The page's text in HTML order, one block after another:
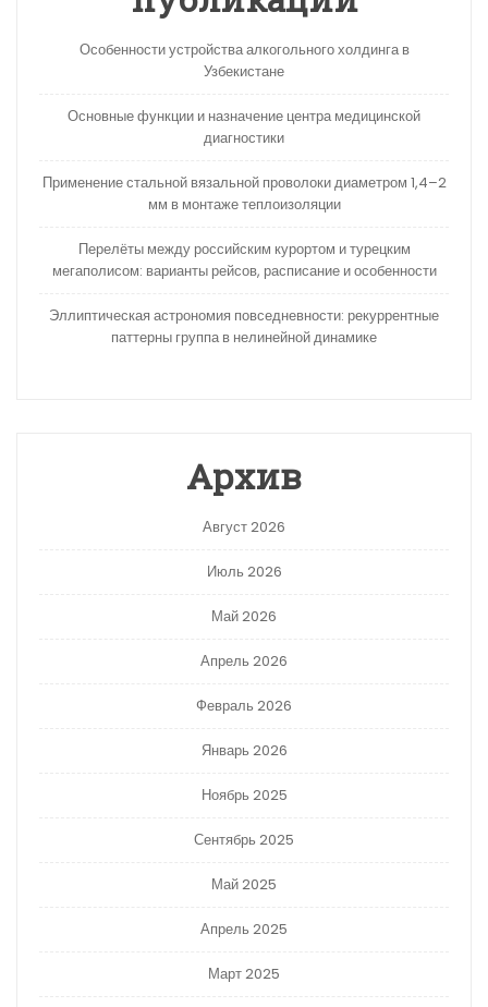
Особенности устройства алкогольного холдинга в
Узбекистане
Основные функции и назначение центра медицинской
диагностики
Применение стальной вязальной проволоки диаметром 1,4–2
мм в монтаже теплоизоляции
Перелёты между российским курортом и турецким
мегаполисом: варианты рейсов, расписание и особенности
Эллиптическая астрономия повседневности: рекуррентные
паттерны группа в нелинейной динамике
Архив
Август 2026
Июль 2026
Май 2026
Апрель 2026
Февраль 2026
Январь 2026
Ноябрь 2025
Сентябрь 2025
Май 2025
Апрель 2025
Март 2025